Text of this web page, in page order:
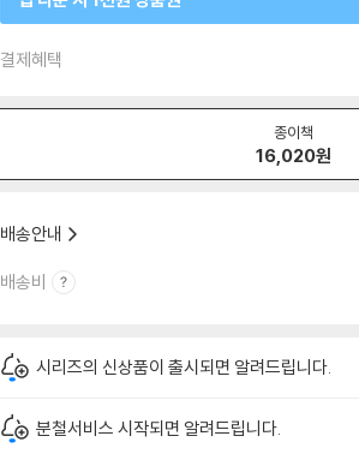
결제혜택
종이책
16,020원
배송안내
배송비
시리즈의 신상품이 출시되면 알려드립니다.
분철서비스 시작되면 알려드립니다.